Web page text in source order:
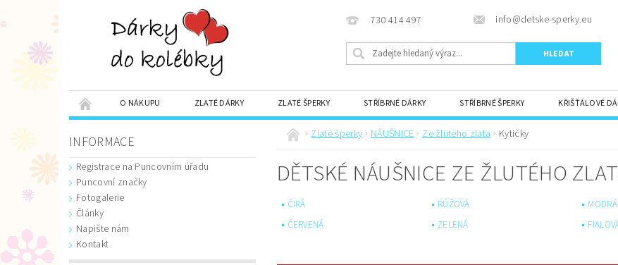
730 414 497 info@detske-sperky.eu
O NÁKUPU ZLATÉ DÁRKY ZLATÉ ŠPERKY STŘÍBRNÉ DÁRKY STŘÍBRNÉ ŠPERKY KŘIŠŤÁLOVÉ
TIPY NA DÁREK KRABIČKY A PŘÁNÍ
INFORMACE
Registrace na Puncovním úřadu
Puncovní značky
Fotogalerie
Články
Napište nám
Kontakt
Zlaté šperky NÁUŠNICE Ze žlutého zlata Kytičky
DĚTSKÉ NÁUŠNICE ZE ŽLUTÉHO
ČIRÁ RŮŽOVÁ
ČERVENÁ
ZELENÁ